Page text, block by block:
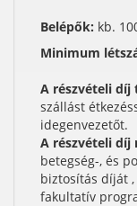
Belépők: kb.
Minimum
A részvételi díj
szállást
idegenvezetőt.
A részvételi díj
betegség-, és
biztosítás díját
fakultatív